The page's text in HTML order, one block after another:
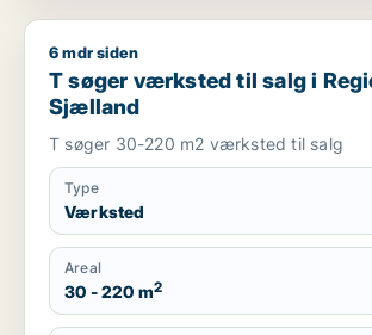
T søger værksted til salg i Region
6 mdr siden
T søger værksted til salg i
Sjælland
T søger 30-220 m2 værksted til salg
Type
Værksted
Areal
30 - 220 m2